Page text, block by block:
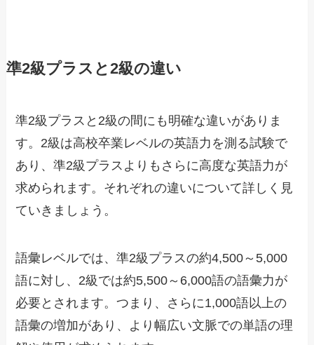
準2級プラスと2級の違い
準2級プラスと2級の間にも明確な違いがありま
す。2級は高校卒業レベルの英語力を測る試験で
あり、準2級プラスよりもさらに高度な英語力が
求められます。それぞれの違いについて詳しく見
ていきましょう。
語彙レベルでは、準2級プラスの約4,500～5,000
語に対し、2級では約5,500～6,000語の語彙力が
必要とされます。つまり、さらに1,000語以上の
語彙の増加があり、より幅広い文脈での単語の理